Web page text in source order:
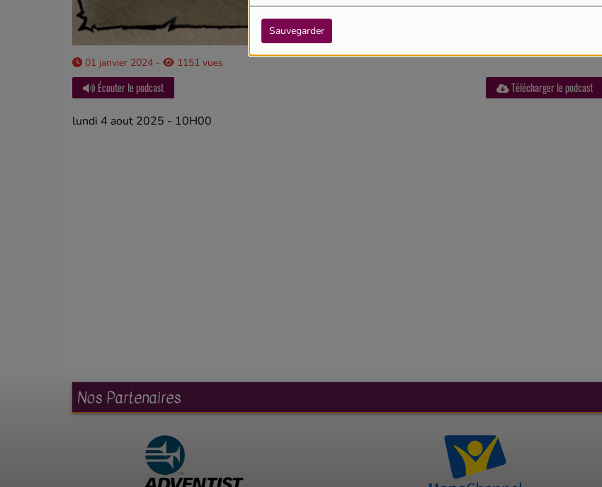
Sauvegarder
01 janvier 2024 - 1151 vues
Écouter le podcast Télécharger le podcast
lundi 4 aout 2025 - 10H00
Nos Partenaires